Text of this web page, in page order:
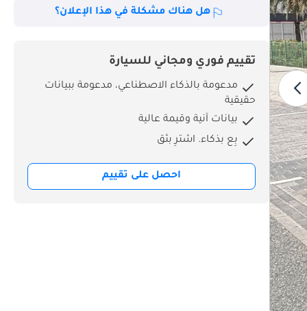
هل هناك مشكلة في هذا الإعلان؟
تقييم فوري ومجاني للسيارة
مدعومة بالذكاء الاصطناعي، مدعومة ببيانات
حقيقية
بيانات آنية وقيمة عالية
بِع بذكاء. اشترِ بثق
احصل على تقييم